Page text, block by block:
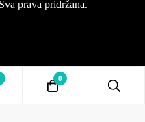
prava pridržana.
0